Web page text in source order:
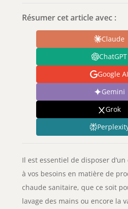
Résumer cet article avec :
Claude
ChatGPT
Google AI
Gemini
Grok
Il est essentiel de disposer
à vos besoins en matière de
chaude sanitaire, que ce soit
lavage des mains ou encore la